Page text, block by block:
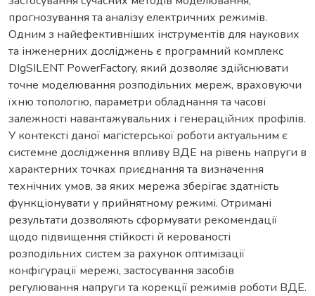
прогнозування та аналізу електричних режимів.
Одним з найефективніших інструментів для наукових
та інженерних досліджень є програмний комплекс
DIgSILENT PowerFactory, який дозволяє здійснювати
точне моделювання розподільних мереж, враховуючи
їхню топологію, параметри обладнання та часові
залежності навантажувальних і генераційних профілів.
У контексті даної магістерської роботи актуальним є
системне дослідження впливу ВДЕ на рівень напруги в
характерних точках приєднання та визначення
технічних умов, за яких мережа зберігає здатність
функціонувати у прийнятному режимі. Отримані
результати дозволяють сформувати рекомендації
щодо підвищення стійкості й керованості
розподільних систем за рахунок оптимізації
конфігурації мережі, застосування засобів
регулювання напруги та корекції режимів роботи ВДЕ.